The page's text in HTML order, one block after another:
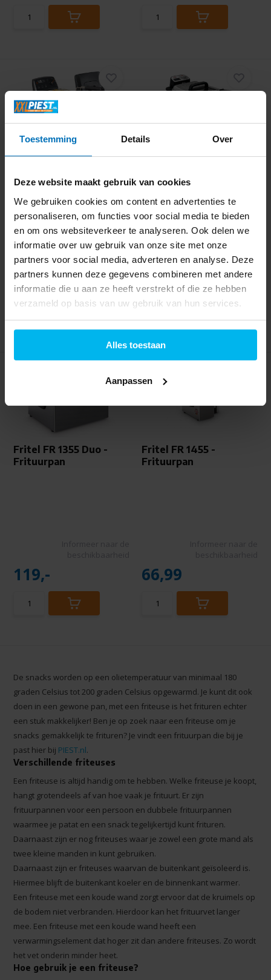
Toestemming Details Over
Deze website maakt gebruik van cookies
We gebruiken cookies om content en advertenties te
personaliseren, om functies voor social media te bieden
en om ons websiteverkeer te analyseren. Ook delen we
informatie over uw gebruik van onze site met onze
partners voor social media, adverteren en analyse. Deze
partners kunnen deze gegevens combineren met andere
informatie die u aan ze heeft verstrekt of die ze hebben
verzameld op basis van uw gebruik van hun services.
Alles toestaan
Aanpassen
Fritel Turbo SF 4152 -
Informeer naar de
beschikbaarheid
79,99
Tefal Oleoclean Pro
FR8040...
Direct beschikbaar
99,-
Fritel FR 1355 Duo -
Frituurpan
119,-
Fritel FR 1455 -
Frituurpan
66,99
De snacks worden op een olietemperatuur van minimaal 180
graden Celsius tot 200 graden Celsius opgewarmd. Je kunt dit ook
doen in een gewone pan, met een friteuse is het frituren echter
een stuk makkelijker! Ben je op zoek naar een friteuse om je
snacks gemakkelijk te frituren? Je vindt een frituurpan die bij je
past hier bij PIEST.nl.
Verschillende friteuses
Een friteuse is altijd handig om te hebben. Welke friteuse je koopt,
hangt grotendeels af van hoe vaak je frituurt. Er zijn
frituurpannen voor een persoon en dubbele frituurpannen
waarmee je patat en een snack tegelijkertijd kunt frituren.
Daarnaast zijn er nog friteuses waar je zowel een grote mand als
twee kleine manden in kunt gebruiken.
Daarnaast zijn er friteuses waarvan de buitenkant geïsoleerd is.
Hiermee blijft de buitenkant koeler en de binnenkant warmer.
Een friteuse met een koude wand zorgt ervoor dat de kruimels op
de bodem niet verbranden. Hierdoor kan het frituurvet langer
mee. Een friteuse met een koude wand heeft een
verwarmingselement dat hoger zit dan andere friteuses. Zo wordt
het vet onderin minder heet.
Hoe gebruik je een friteuse?